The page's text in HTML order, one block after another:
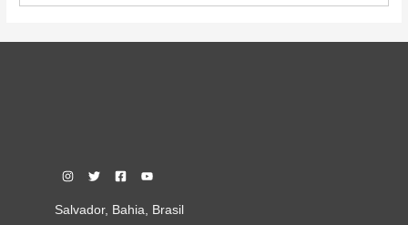
Salvador, Bahia, Brasil